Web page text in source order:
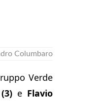
Columbaro
Verde
e Flavio